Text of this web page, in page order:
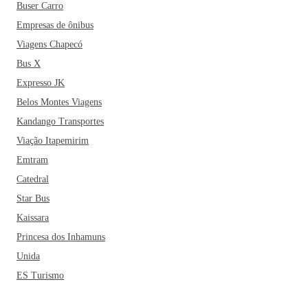
Buser Carro
Empresas de ônibus
Viagens Chapecó
Bus X
Expresso JK
Belos Montes Viagens
Kandango Transportes
Viação Itapemirim
Emtram
Catedral
Star Bus
Kaissara
Princesa dos Inhamuns
Unida
ES Turismo